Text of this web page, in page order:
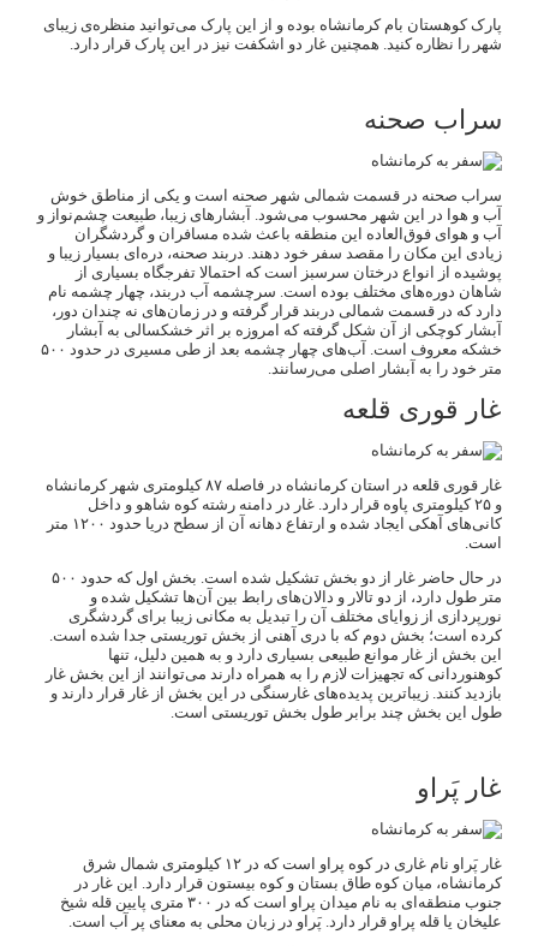
پارک کوهستان بام کرمانشاه بوده و از این پارک می‌توانید منظره‌ی زیبای
شهر را نظاره کنید. همچنین غار دو اشکفت نیز در این پارک قرار دارد.
سراب صحنه
سراب صحنه در قسمت شمالی شهر صحنه است و یکی از مناطق خوش
آب و هوا در این شهر محسوب می‌شود. آبشارهای زیبا، طبیعت چشم‌نواز و
آب و هوای فوق‌العاده این منطقه باعث شده مسافران و گردشگران
زیادی این مکان را مقصد سفر خود دهند. دربند صحنه، دره‌ای بسیار زیبا و
پوشیده از انواع درختان سرسبز است که احتمالا تفرجگاه بسیاری از
شاهان دوره‌های مختلف بوده است. سرچشمه آب دربند، چهار چشمه نام
دارد که در قسمت شمالی دربند قرار گرفته و در زمان‌های نه چندان دور،
آبشار کوچکی از آن شکل گرفته که امروزه بر اثر خشکسالی به آبشار
خشکه معروف است. آب‌های چهار چشمه بعد از طی مسیری در حدود ۵۰۰
متر خود را به آبشار اصلی می‌رسانند.
غار قوری قلعه
غار قوری قلعه در استان کرمانشاه در فاصله ۸۷ کیلومتری شهر کرمانشاه
و ۲۵ کیلومتری پاوه قرار دارد. غار در دامنه رشته کوه شاهو و داخل
کانی‌های آهکی ایجاد شده و ارتفاع دهانه آن از سطح دریا حدود ۱۲۰۰ متر
است.
در حال حاضر غار از دو بخش تشکیل شده است. بخش اول که حدود ۵۰۰
متر طول دارد، از دو تالار و دالان‌های رابط بین آن‌ها تشکیل شده و
نورپردازی از زوایای مختلف آن را تبدیل به مکانی زیبا برای گردشگری
کرده است؛ بخش دوم که با دری آهنی از بخش توریستی جدا شده است.
این بخش از غار موانع طبیعی بسیاری دارد و به همین دلیل، تنها
کوهنوردانی که تجهیزات لازم را به همراه دارند می‌توانند از این بخش غار
بازدید کنند. زیباترین پدیده‌های غارسنگی در این بخش از غار قرار دارند و
طول این بخش چند برابر طول بخش توریستی است.
غار پَراو
غار پَراو نام غاری در کوه پراو است که در ۱۲ کیلومتری شمال شرق
کرمانشاه، میان کوه طاق بستان و کوه بیستون قرار دارد. این غار در
جنوب منطقه‌ای به نام میدان پراو است که در ۳۰۰ متری پایین قله شیخ
علیخان یا قله پراو قرار دارد. پَراو در زبان محلی به معنای پر آب است.